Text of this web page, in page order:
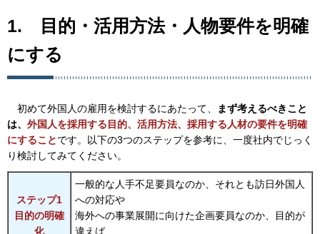
1. 目 的・活用方法・人物要件を明確
にする
初めて外国人の雇用を検討するにあたって、
まず考えるべきこと
は、 外国人を採用する目的、活用方法、採用する人材の要件を明確
にすることです。以下の3つのステップを参考に、一度社内でじっく
り検討してみてください。
ステップ1
目的の明確
化
一般的な人手不足要員なのか、それとも訪日外国人
への対応や
海外への事業展開に向けた企画要員なのか、目的が
違えば、